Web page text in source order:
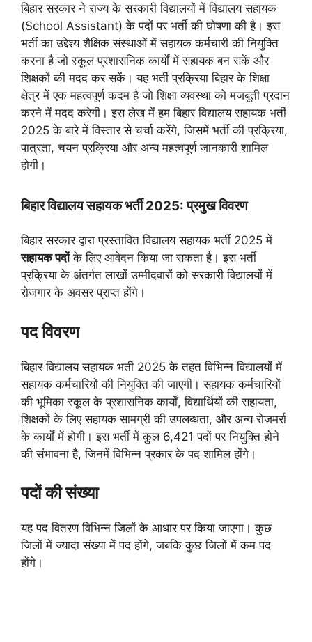
बिहार सरकार ने राज्य के सरकारी विद्यालयों में विद्यालय सहायक
(School Assistant) के पदों पर भर्ती की घोषणा की है। इस
भर्ती का उद्देश्य शैक्षिक संस्थाओं में सहायक कर्मचारी की नियुक्ति
करना है जो स्कूल प्रशासनिक कार्यों में सहायक बन सकें और
शिक्षकों की मदद कर सकें। यह भर्ती प्रक्रिया बिहार के शिक्षा
क्षेत्र में एक महत्वपूर्ण कदम है जो शिक्षा व्यवस्था को मजबूती प्रदान
करने में मदद करेगी। इस लेख में हम बिहार विद्यालय सहायक भर्ती
2025 के बारे में विस्तार से चर्चा करेंगे, जिसमें भर्ती की प्रक्रिया,
पात्रता, चयन प्रक्रिया और अन्य महत्वपूर्ण जानकारी शामिल
होगी।
बिहार विद्यालय सहायक भर्ती 2025: प्रमुख विवरण
बिहार सरकार द्वारा प्रस्तावित विद्यालय सहायक भर्ती 2025 में
सहायक पदोंके लिए आवेदन किया जा सकता है। इस भर्ती
प्रक्रिया के अंतर्गत लाखों उम्मीदवारों को सरकारी विद्यालयों में
रोजगार के अवसर प्राप्त होंगे।
पद विवरण
बिहार विद्यालय सहायक भर्ती 2025 के तहत विभिन्न विद्यालयों में
सहायक कर्मचारियों की नियुक्ति की जाएगी। सहायक कर्मचारियों
की भूमिका स्कूल के प्रशासनिक कार्यों, विद्यार्थियों की सहायता,
शिक्षकों के लिए सहायक सामग्री की उपलब्धता, और अन्य रोजमर्रा
के कार्यों में होगी। इस भर्ती में कुल 6,421 पदों पर नियुक्ति होने
की संभावना है, जिनमें विभिन्न प्रकार के पद शामिल होंगे।
पदों की संख्या
यह पद वितरण विभिन्न जिलों के आधार पर किया जाएगा। कुछ
जिलों में ज्यादा संख्या में पद होंगे, जबकि कुछ जिलों में कम पद
होंगे।